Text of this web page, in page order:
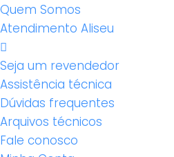
Quem Somos
Atendimento Aliseu
Seja um revendedor
Assistência técnica
Dúvidas frequentes
Arquivos técnicos
Fale conosco